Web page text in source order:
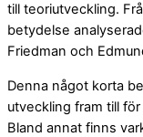
till teoriutveckling.
betydelse
Friedman och
Denna något korta
utveckling fram till
Bland annat finns